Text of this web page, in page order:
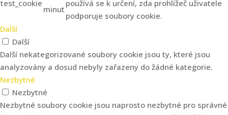
test_cookie
minut
používá se k určení, zda prohlížeč uživatele
podporuje soubory cookie.
Další
Další
Další nekategorizované soubory cookie jsou ty, které jsou
analyzovány a dosud nebyly zařazeny do žádné kategorie.
Nezbytné
Nezbytné
Nezbytné soubory cookie jsou naprosto nezbytné pro správné